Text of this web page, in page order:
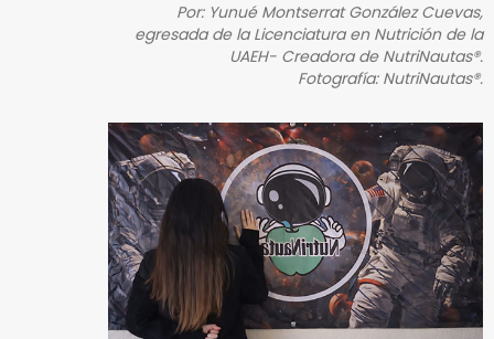
Por: Yunué Montserrat González Cuevas,
egresada de la Licenciatura en Nutrición de la
UAEH- Creadora de NutriNautas®.
Fotografía: NutriNautas®.